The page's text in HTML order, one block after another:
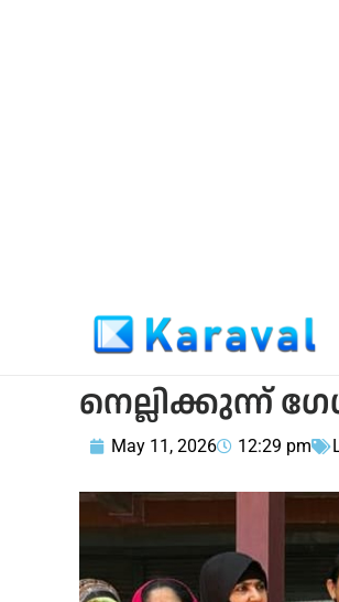
നെല്ലിക്കുന്ന്
May 11, 2026 12:29 pm